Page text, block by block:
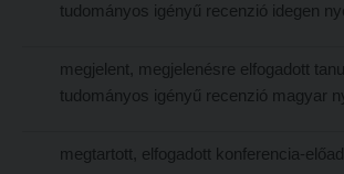
Károli Református Könyv- és Ajándékbolt
Kari könyvtár
Kecskeméti campus könyvtár
Művészet határok nélkül
Galéria
tudományos igényű recenzió idegen
megjelent, megjelenésre elfogadott
tudományos igényű recenzió magyar
megtartott, elfogadott konferencia-